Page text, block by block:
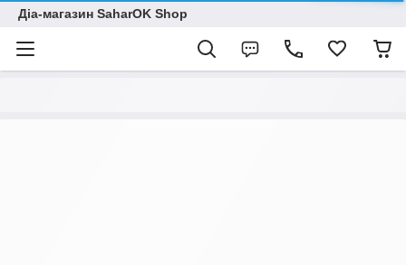
Діа-магазин SaharOK Shop